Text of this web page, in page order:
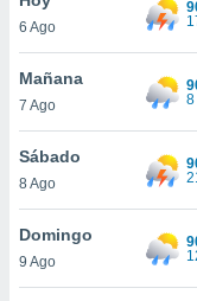
y
en
más
de
6 Ago
Mañana
7 Ago
Sábado
8 Ago
Domingo
9 Ago